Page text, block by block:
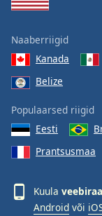
Naaberriigid
Kanada
Belize
Populaarsed riigid
Eesti
Prantsusmaa
Kuula
Android või